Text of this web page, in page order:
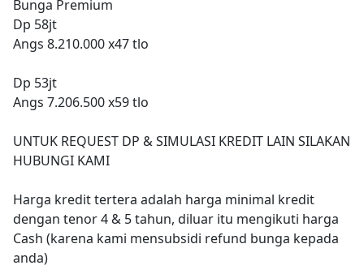
Bunga Premium
Dp 58jt
Angs 8.210.000 x47 tlo
Dp 53jt
Angs 7.206.500 x59 tlo
UNTUK REQUEST DP & SIMULASI KREDIT LAIN SILAKAN
HUBUNGI KAMI
Harga kredit tertera adalah harga minimal kredit
dengan tenor 4 & 5 tahun, diluar itu mengikuti harga
Cash (karena kami mensubsidi refund bunga kepada
anda)